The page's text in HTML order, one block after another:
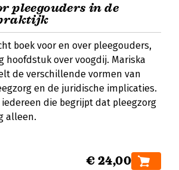
pleegouders in de
boek voor en over pleegouders,
hoofdstuk over voogdij. Mariska
de verschillende vormen van
en de juridische implicaties.
die begrijpt dat pleegzorg
alleen.
€ 24,00